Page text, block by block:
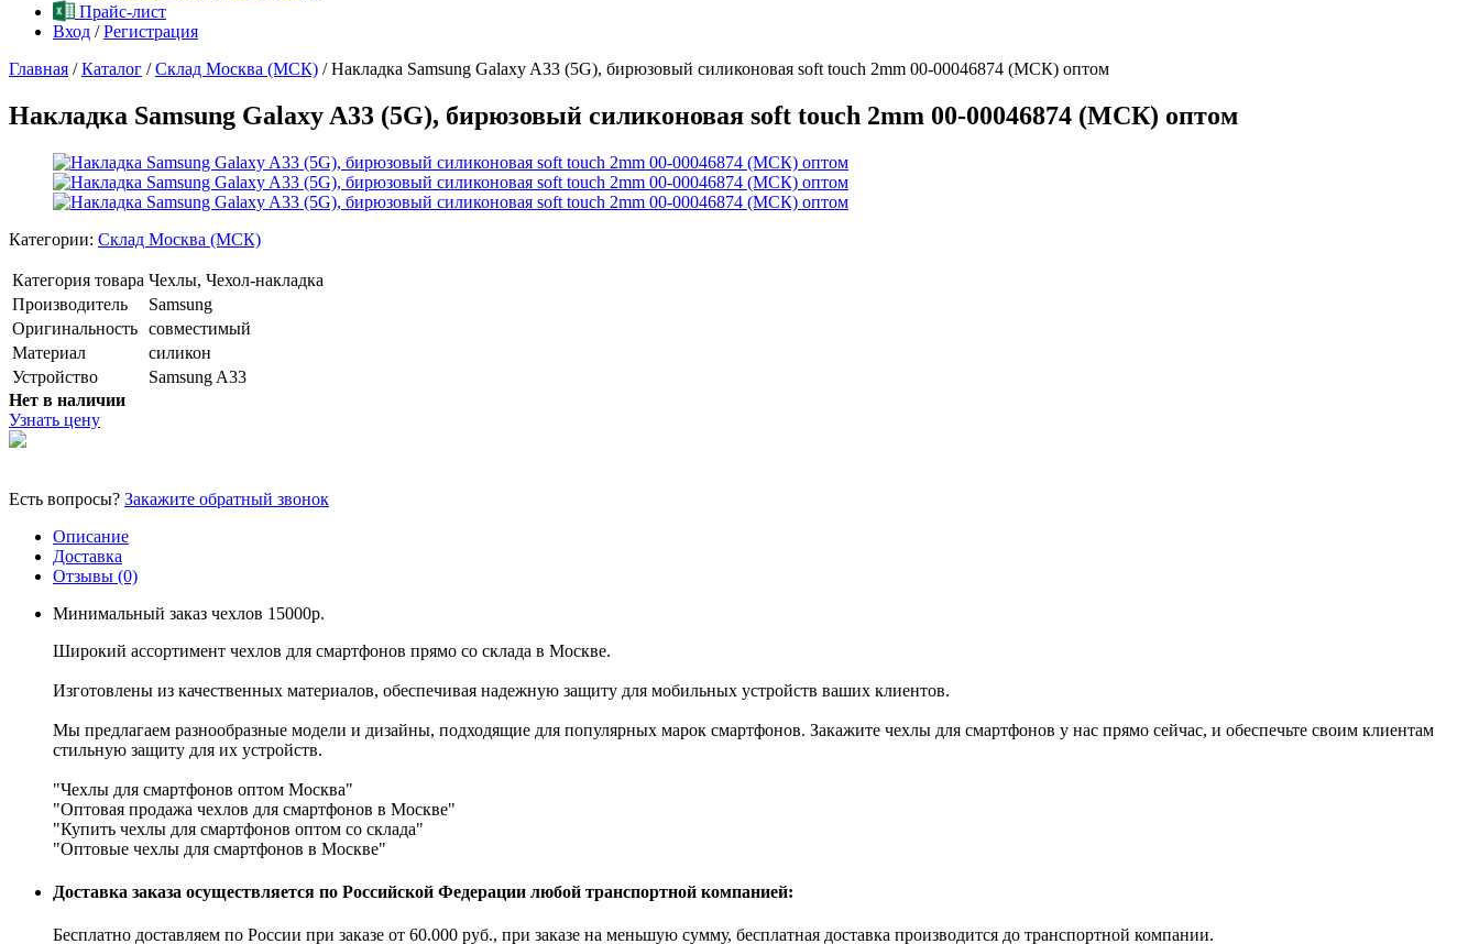
Прайс-лист
Вход /Регистрация
Главная / Каталог / Склад Москва (МСК) / Накладка Samsung Galaxy A33 (5G), бирюзовый силиконовая soft touch 2mm 00-00046874 (МСК) оптом
Накладка Samsung Galaxy A33 (5G), бирюзовый силиконовая soft touch 2mm 00-00046874 (МСК) оптом
Категории: Склад Москва (МСК)
Категория товара Чехлы, Чехол-накладка
Производитель
Samsung
Оригинальность совместимый
Материал
силикон
Устройство
Samsung A33
Нет в наличии
Узнать цену
Есть вопросы? Закажите обратный звонок
Описание
Доставка
Отзывы (0)
Минимальный заказ чехлов 15000р.
Широкий ассортимент чехлов для смартфонов прямо со склада в Москве.
Изготовлены из качественных материалов, обеспечивая надежную защиту для мобильных устройств ваших клиентов.
Мы предлагаем разнообразные модели и дизайны, подходящие для популярных марок смартфонов. Закажите чехлы для смартфонов у нас прямо сейчас, и обеспечьте своим клиентам
стильную защиту для их устройств.
"Чехлы для смартфонов оптом Москва"
"Оптовая продажа чехлов для смартфонов в Москве"
"Купить чехлы для смартфонов оптом со склада"
"Оптовые чехлы для смартфонов в Москве"
Доставка заказа осуществляется по Российской Федерации любой транспортной компанией:
Бесплатно доставляем по России при заказе от 60.000 руб., при заказе на меньшую сумму, бесплатная доставка производится до транспортной компании.